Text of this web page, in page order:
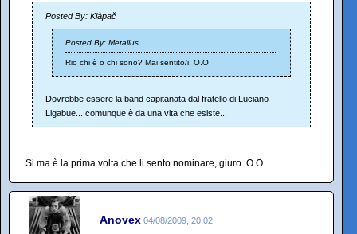
Posted By: Klàpač
Posted By: Metallus
Rio chi è o chi sono? Mai sentito/i. O.O
Dovrebbe essere la band capitanata dal fratello di Luciano
Ligabue... comunque è da una vita che esiste...
Si ma è la prima volta che li sento nominare, giuro. O.O
Anovex 04/08/2009, 20:02